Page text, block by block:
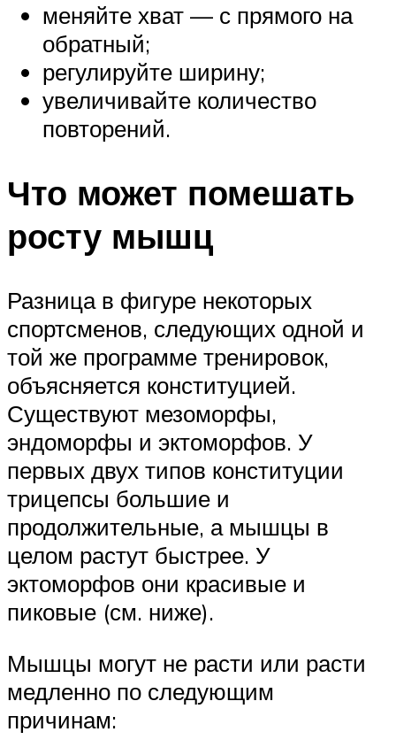
меняйте хват — с прямого на
обратный;
регулируйте ширину;
увеличивайте количество
повторений.
Что может помешать
росту мышц
Разница в фигуре некоторых
спортсменов, следующих одной и
той же программе тренировок,
объясняется конституцией.
Существуют мезоморфы,
эндоморфы и эктоморфов. У
первых двух типов конституции
трицепсы большие и
продолжительные, а мышцы в
целом растут быстрее. У
эктоморфов они красивые и
пиковые (см. ниже).
Мышцы могут не расти или расти
медленно по следующим
причинам: